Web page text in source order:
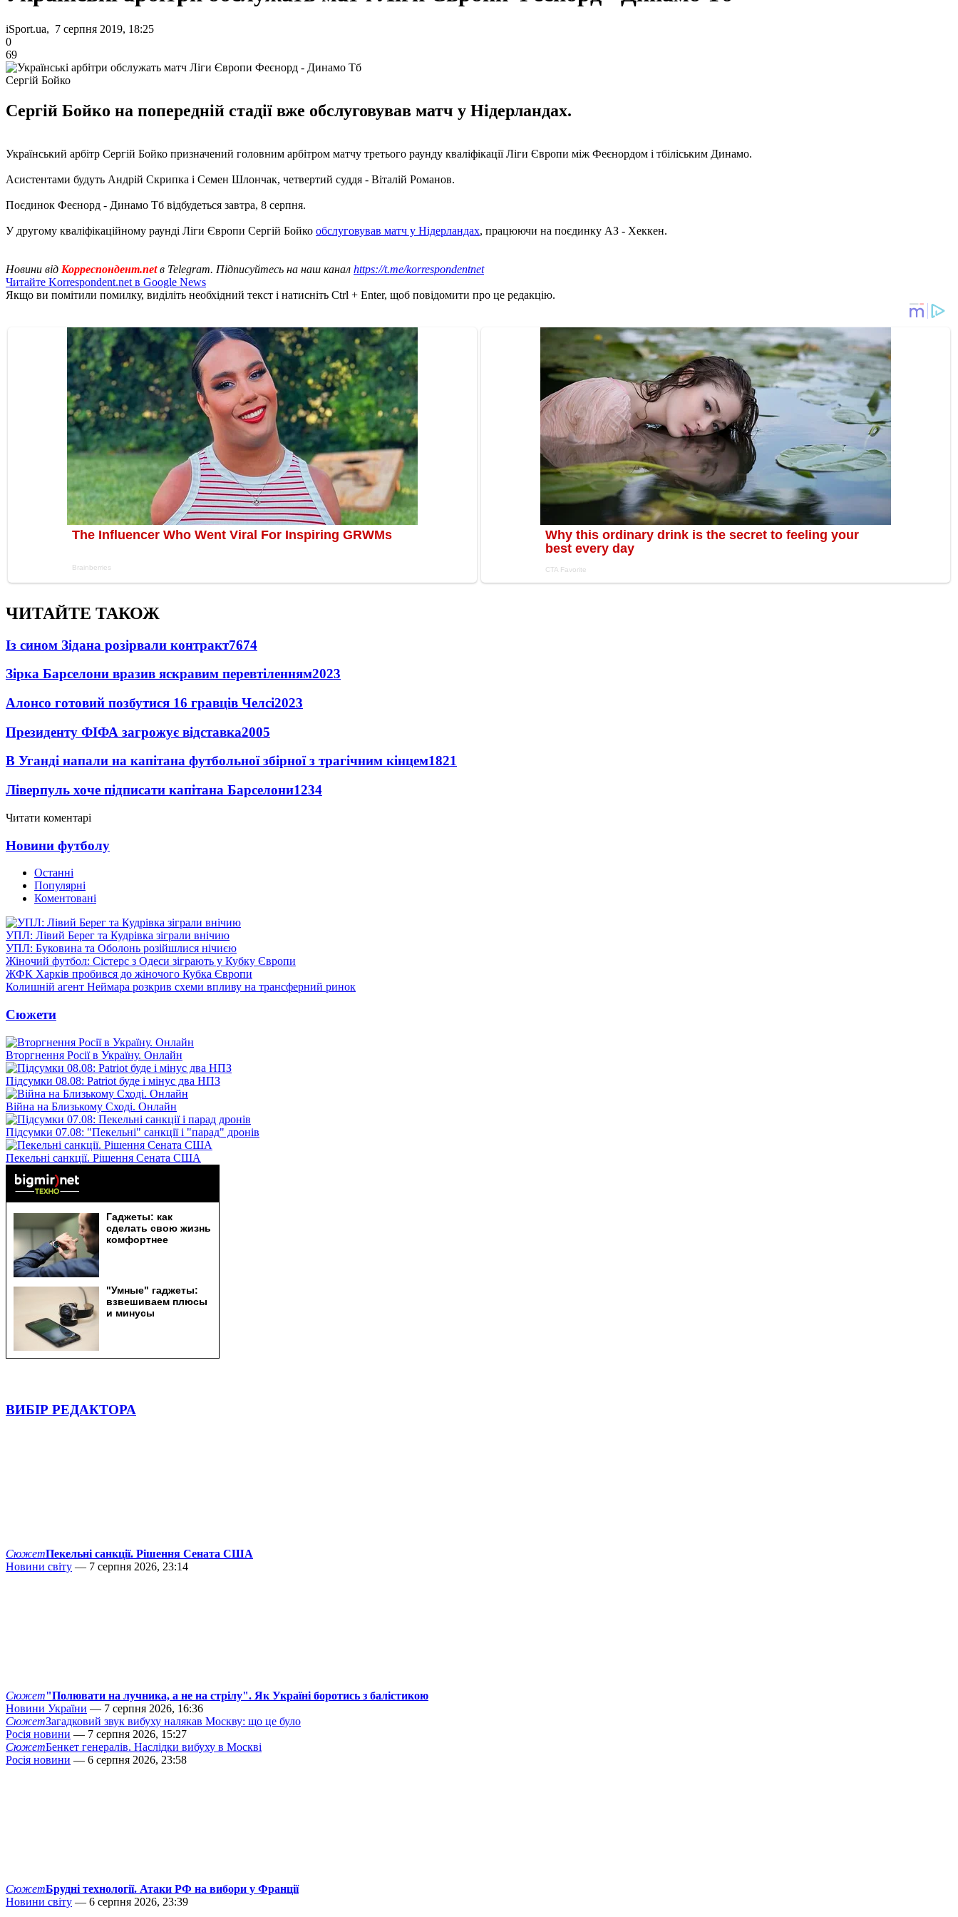
iSport.ua, 7 серпня 2019, 18:25
0
69
Сергій Бойко
Сергій Бойко на попередній стадії вже обслуговував матч у Нідерландах.
Український арбітр Сергій Бойко призначений головним арбітром матчу третього раунду кваліфікації Ліги Європи між Феєнордом і тбіліським Динамо.
Асистентами будуть Андрій Скрипка і Семен Шлончак, четвертий суддя - Віталій Романов.
Поєдинок Феєнорд - Динамо Тб відбудеться завтра, 8 серпня.
У другому кваліфікаційному раунді Ліги Європи Сергій Бойко обслуговував матч у Нідерландах, працюючи на поєдинку АЗ - Хеккен.
Новини від Корреспондент.netв Telegram. Підписуйтесь на наш канал https://t.me/korrespondentnet
Читайте Korrespondent.net в Google News
Якщо ви помітили помилку, виділіть необхідний текст і натисніть Ctrl + Enter, щоб повідомити про це редакцію.
ЧИТАЙТЕ ТАКОЖ
Із сином Зідана розірвали контракт7674
Зірка Барселони вразив яскравим перевтіленням2023
Алонсо готовий позбутися 16 гравців Челсі2023
Президенту ФІФА загрожує відставка2005
В Уганді напали на капітана футбольної збірної з трагічним кінцем1821
Ліверпуль хоче підписати капітана Барселони1234
Читати коментарі
Новини футболу
Останні
Популярні
Коментовані
УПЛ: Лівий Берег та Кудрівка зіграли внічию
УПЛ: Буковина та Оболонь розійшлися нічиєю
Жіночий футбол: Сістерс з Одеси зіграють у Кубку Європи
ЖФК Харків пробився до жіночого Кубка Європи
Колишній агент Неймара розкрив схеми впливу на трансферний ринок
Сюжети
Вторгнення Росії в Україну. Онлайн
Підсумки 08.08: Patriot буде і мінус два НПЗ
Війна на Близькому Сході. Онлайн
Підсумки 07.08: "Пекельні" санкції і "парад" дронів
Пекельні санкції. Рішення Сената США
ВИБІР РЕДАКТОРА
СюжетПекельні санкції. Рішення Сената США
Новини світу — 7 серпня 2026, 23:14
Сюжет"Полювати на лучника, а не на стрілу". Як Україні боротись з балістикою
Новини України — 7 серпня 2026, 16:36
СюжетЗагадковий звук вибуху налякав Москву: що це було
Росія новини — 7 серпня 2026, 15:27
СюжетБенкет генералів. Наслідки вибуху в Москві
Росія новини — 6 серпня 2026, 23:58
СюжетБрудні технології. Атаки РФ на вибори у Франції
Новини світу — 6 серпня 2026, 23:39